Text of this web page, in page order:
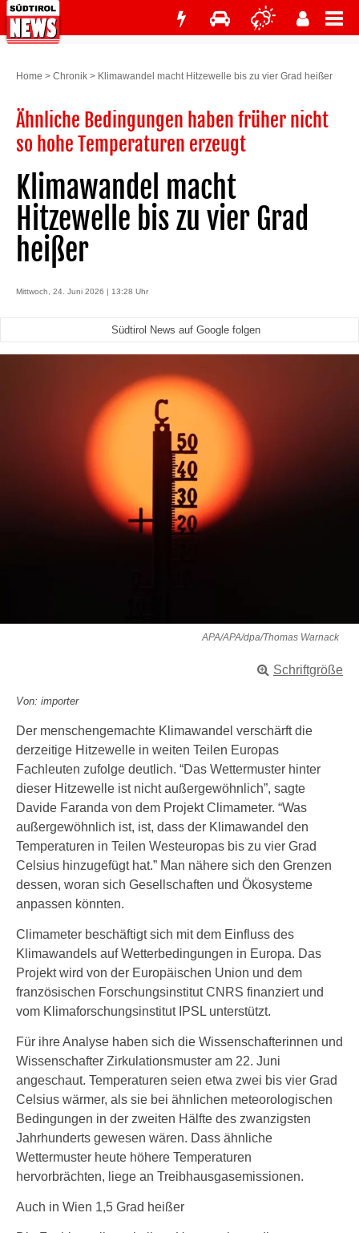
Home > Chronik > Klimawandel macht Hitzewelle bis zu vier Grad heißer
Ähnliche Bedingungen haben früher nicht
so hohe Temperaturen erzeugt
Klimawandel macht
Hitzewelle bis zu vier Grad
heißer
Mittwoch, 24. Juni 2026 | 13:28 Uhr
Südtirol News auf Google folgen
APA/APA/dpa/Thomas Warnack
Schriftgröße
Von: importer
Der menschengemachte Klimawandel verschärft die
derzeitige Hitzewelle in weiten Teilen Europas
Fachleuten zufolge deutlich. “Das Wettermuster hinter
dieser Hitzewelle ist nicht außergewöhnlich”, sagte
Davide Faranda von dem Projekt Climameter. “Was
außergewöhnlich ist, ist, dass der Klimawandel den
Temperaturen in Teilen Westeuropas bis zu vier Grad
Celsius hinzugefügt hat.” Man nähere sich den Grenzen
dessen, woran sich Gesellschaften und Ökosysteme
anpassen könnten.
Climameter beschäftigt sich mit dem Einfluss des
Klimawandels auf Wetterbedingungen in Europa. Das
Projekt wird von der Europäischen Union und dem
französischen Forschungsinstitut CNRS finanziert und
vom Klimaforschungsinstitut IPSL unterstützt.
Für ihre Analyse haben sich die Wissenschafterinnen und
Wissenschafter Zirkulationsmuster am 22. Juni
angeschaut. Temperaturen seien etwa zwei bis vier Grad
Celsius wärmer, als sie bei ähnlichen meteorologischen
Bedingungen in der zweiten Hälfte des zwanzigsten
Jahrhunderts gewesen wären. Dass ähnliche
Wettermuster heute höhere Temperaturen
hervorbrächten, liege an Treibhausgasemissionen.
Auch in Wien 1,5 Grad heißer